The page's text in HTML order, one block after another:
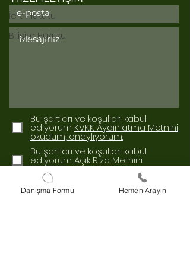
İcra Hukuku
Bilişim Hukuku
Bu şartları ve koşulları kabul
ediyorum KVKK Aydınlatma Metnini
okudum, onaylıyorum.
Bu şartları ve koşulları kabul
ediyorum Açık Rıza Metnini
okudum, onaylıyorum.
Gönder
Danışma Formu Hemen Arayın